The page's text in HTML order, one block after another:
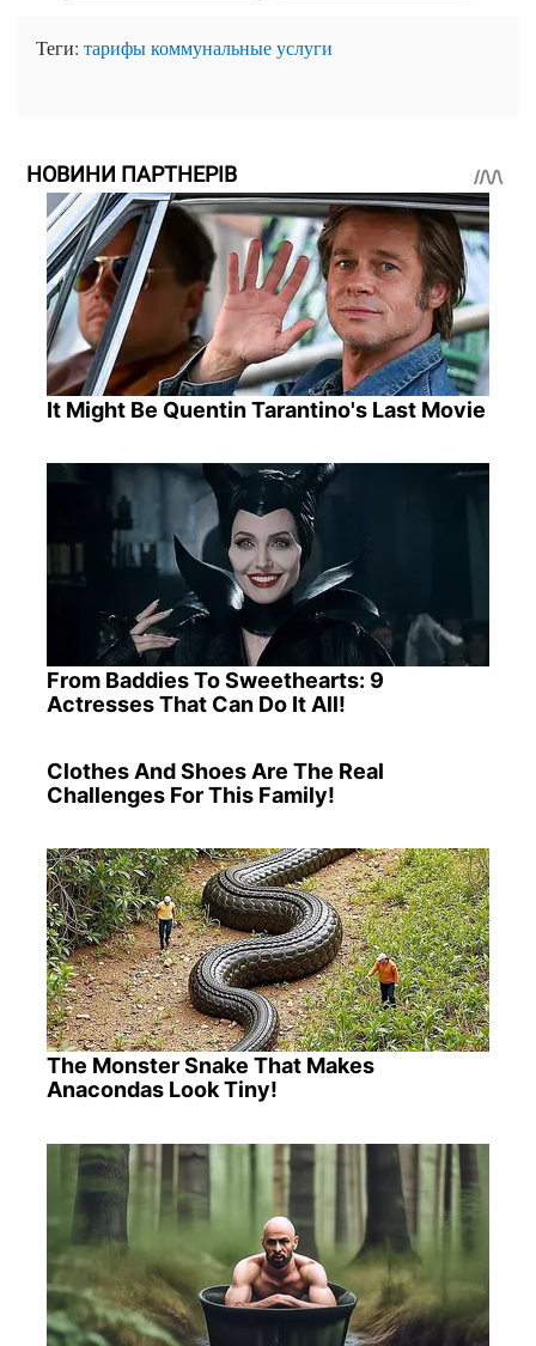
Теги: тарифыкоммунальные услуги
НОВИНИ ПАРТНЕРІВ
It Might Be Quentin Tarantino's Last Movie
From Baddies To Sweethearts: 9
Actresses That Can Do It All!
Clothes And Shoes Are The Real
Challenges For This Family!
The Monster Snake That Makes
Anacondas Look Tiny!